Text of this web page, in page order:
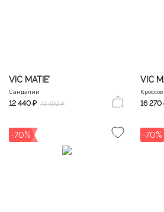
VIC MATIE’
Сандалии
12 440 ₽ 41 490 ₽
VIC
16 270
-70% -70%